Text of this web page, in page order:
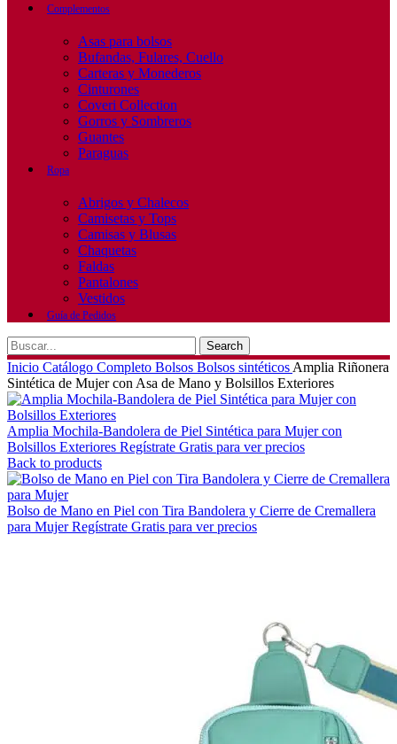
Complementos
Asas para bolsos
Bufandas, Fulares, Cuello
Carteras y Monederos
Cinturones
Coveri Collection
Gorros y Sombreros
Guantes
Paraguas
Ropa
Abrigos y Chalecos
Camisetas y Tops
Camisas y Blusas
Chaquetas
Faldas
Pantalones
Vestidos
Guía de Pedidos
Search
Inicio Catálogo Completo Bolsos Bolsos sintéticos Amplia Riñonera
Sintética de Mujer con Asa de Mano y Bolsillos Exteriores
Amplia Mochila-Bandolera de Piel Sintética para Mujer con
Bolsillos Exteriores Regístrate Gratis para ver precios
Back to products
Bolso de Mano en Piel con Tira Bandolera y Cierre de Cremallera
para MujerRegístrate Gratis para ver precios